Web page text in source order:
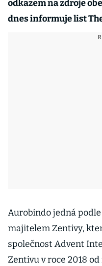
odkazem na zdroje
dnes informuje list
Aurobindo jedná
majitelem Zentivy,
společnost Advent
Zentivu v roce 2018